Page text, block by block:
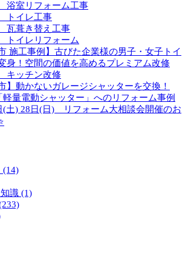
室リフォーム工事
トイレ工事
瓦葺き替え工事
イレリフォーム
施工事例】古びた企業様の男子・女子トイ
身！空間の価値を高めるプレミアム改修
キッチン改修
】動かないガレージシャッターを交換！
量電動シャッター」へのリフォーム事例
(土) 28日(日) リフォーム大相談会開催のお
(14)
識 (1)